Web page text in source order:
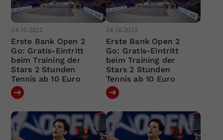
24.10.2022
Erste Bank Open 2
Go: Gratis-Eintritt
beim Training der
Stars 2 Stunden
Tennis ab 10 Euro
24.10.2022
Erste Bank Open 2
Go: Gratis-Eintritt
beim Training der
Stars 2 Stunden
Tennis ab 10 Euro